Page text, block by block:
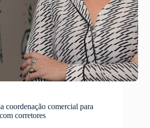
coordenação comercial para
corretores